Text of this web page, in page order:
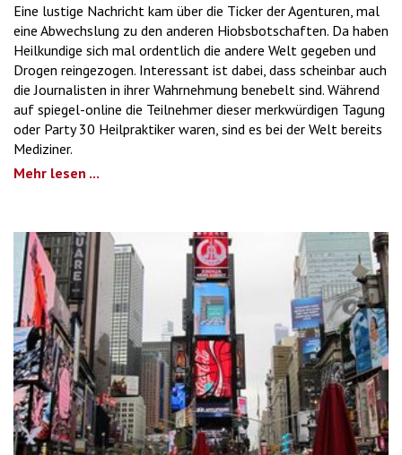
Eine lustige Nachricht kam über die Ticker der Agenturen, mal
eine Abwechslung zu den anderen Hiobsbotschaften. Da haben
Heilkundige sich mal ordentlich die andere Welt gegeben und
Drogen reingezogen. Interessant ist dabei, dass scheinbar auch
die Journalisten in ihrer Wahrnehmung benebelt sind. Während
auf spiegel-online die Teilnehmer dieser merkwürdigen Tagung
oder Party 30 Heilpraktiker waren, sind es bei der Welt bereits
Mediziner.
Mehr lesen ...